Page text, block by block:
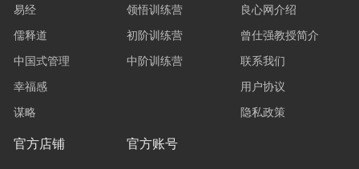
易经
儒释道
中国式管理
幸福感
谋略
领悟训练营
初阶训练营
中阶训练营
良心网介绍
曾仕强教授简介
联系我们
用户协议
隐私政策
官方店铺 官方账号